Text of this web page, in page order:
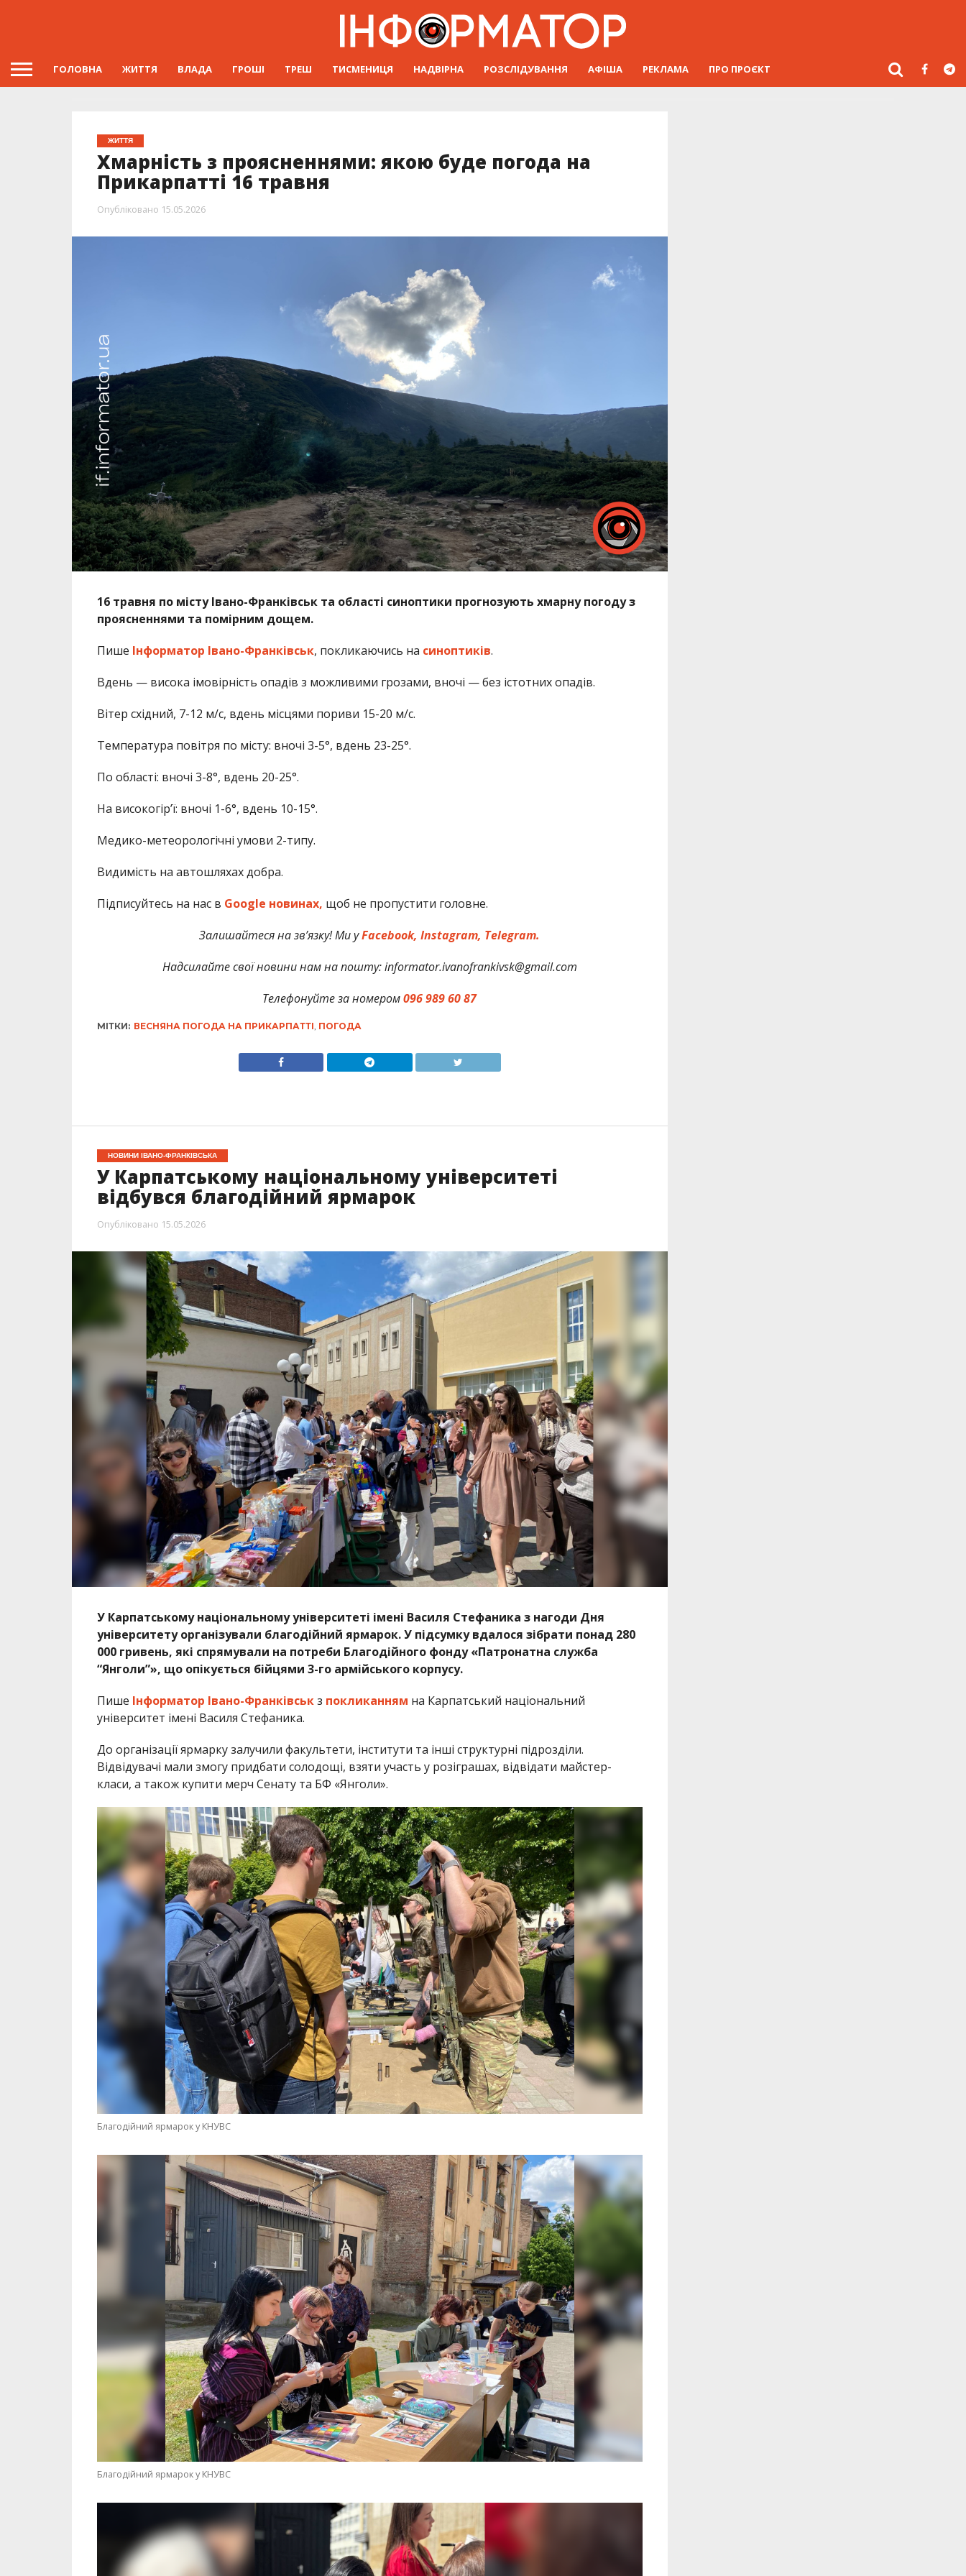
ГОЛОВНА ЖИТТЯ ВЛАДА ГРОШІ ТРЕШ ТИСМЕНИЦЯ НАДВІРНА РОЗСЛІДУВАННЯ АФІША РЕКЛАМА ПРО ПРОЄКТ
ЖИТТЯ
Хмарність з проясненнями: якою буде погода на
Прикарпатті 16 травня
Опубліковано 15.05.2026
16 травня по місту Івано-Франківськ та області синоптики прогнозують хмарну погоду з
проясненнями та помірним дощем.
Пише Інформатор Івано-Франківськ, покликаючись на синоптиків.
Вдень — висока імовірність опадів з можливими грозами, вночі — без істотних опадів.
Вітер східний, 7-12 м/с, вдень місцями пориви 15-20 м/с.
Температура повітря по місту: вночі 3-5°, вдень 23-25°.
По області: вночі 3-8°, вдень 20-25°.
На високогір’ї: вночі 1-6°, вдень 10-15°.
Медико-метеорологічні умови 2-типу.
Видимість на автошляхах добра.
Підписуйтесь на нас в Google новинах, щоб не пропустити головне.
Залишайтеся на зв’язку! Ми уFacebook, Instagram, Telegram.
Надсилайте свої новини нам на пошту: informator.ivanofrankivsk@gmail.com
Телефонуйте за номером096 989 60 87
МІТКИ: ВЕСНЯНА ПОГОДА НА ПРИКАРПАТТІ, ПОГОДА
НОВИНИ ІВАНО-ФРАНКІВСЬКА
У Карпатському національному університеті
відбувся благодійний ярмарок
Опубліковано 15.05.2026
У Карпатському національному університеті імені Василя Стефаника з нагоди Дня
університету організували благодійний ярмарок. У підсумку вдалося зібрати понад 280
000 гривень, які спрямували на потреби Благодійного фонду «Патронатна служба
“Янголи”», що опікується бійцями 3-го армійського корпусу.
Пише Інформатор Івано-Франківськз покликанням на Карпатський національний
університет імені Василя Стефаника.
До організації ярмарку залучили факультети, інститути та інші структурні підрозділи.
Відвідувачі мали змогу придбати солодощі, взяти участь у розіграшах, відвідати майстер-
класи, а також купити мерч Сенату та БФ «Янголи».
Благодійний ярмарок у КНУВС
Благодійний ярмарок у КНУВС